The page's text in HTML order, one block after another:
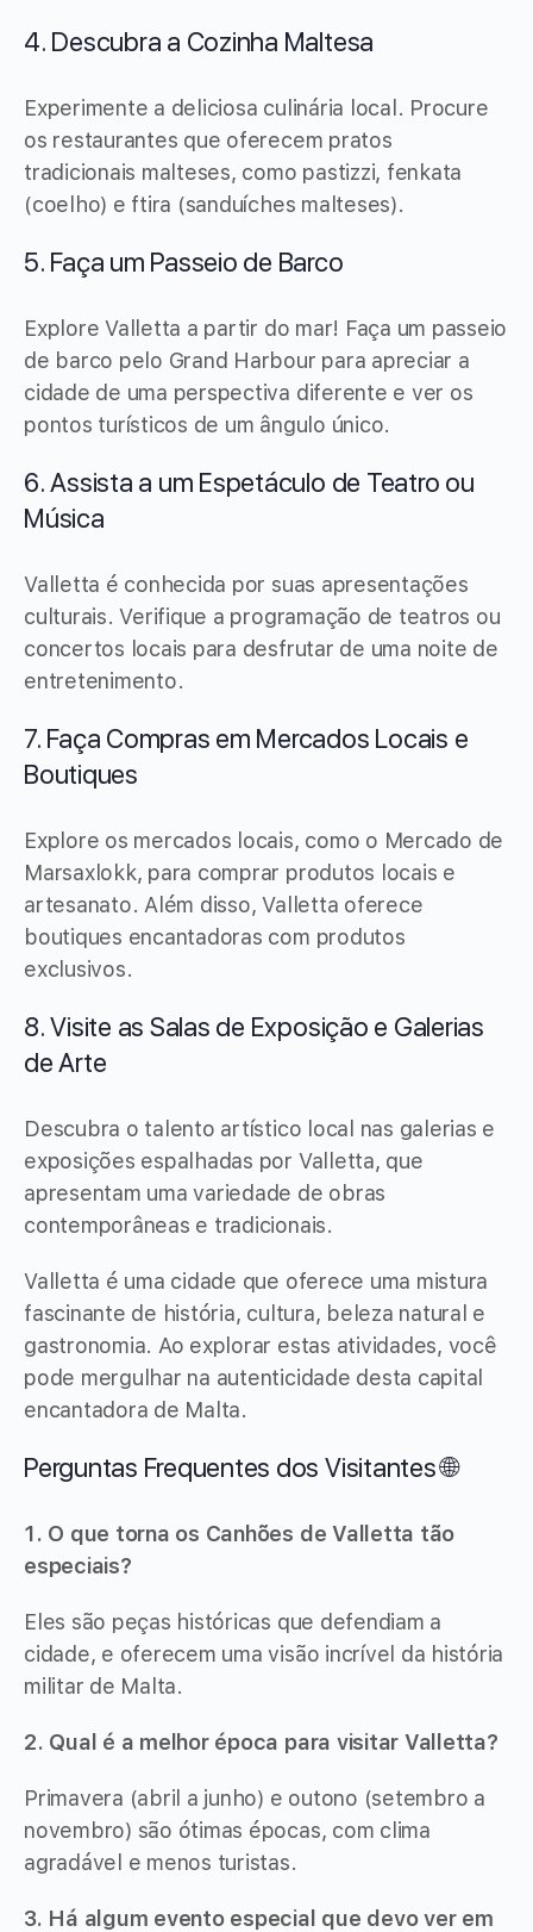
4. Descubra a Cozinha Maltesa
Experimente a deliciosa culinária local. Procure
os restaurantes que oferecem pratos
tradicionais malteses, como pastizzi, fenkata
(coelho) e ftira (sanduíches malteses).
5. Faça um Passeio de Barco
Explore Valletta a partir do mar! Faça um passeio
de barco pelo Grand Harbour para apreciar a
cidade de uma perspectiva diferente e ver os
pontos turísticos de um ângulo único.
6. Assista a um Espetáculo de Teatro ou
Música
Valletta é conhecida por suas apresentações
culturais. Verifique a programação de teatros ou
concertos locais para desfrutar de uma noite de
entretenimento.
7. Faça Compras em Mercados Locais e
Boutiques
Explore os mercados locais, como o Mercado de
Marsaxlokk, para comprar produtos locais e
artesanato. Além disso, Valletta oferece
boutiques encantadoras com produtos
exclusivos.
8. Visite as Salas de Exposição e Galerias
de Arte
Descubra o talento artístico local nas galerias e
exposições espalhadas por Valletta, que
apresentam uma variedade de obras
contemporâneas e tradicionais.
Valletta é uma cidade que oferece uma mistura
fascinante de história, cultura, beleza natural e
gastronomia. Ao explorar estas atividades, você
pode mergulhar na autenticidade desta capital
encantadora de Malta.
Perguntas Frequentes dos Visitantes 🌐
1. O que torna os Canhões de Valletta tão
especiais?
Eles são peças históricas que defendiam a
cidade, e oferecem uma visão incrível da história
militar de Malta.
2. Qual é a melhor época para visitar Valletta?
Primavera (abril a junho) e outono (setembro a
novembro) são ótimas épocas, com clima
agradável e menos turistas.
3. Há algum evento especial que devo ver em